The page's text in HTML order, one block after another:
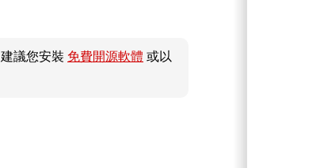
議您安裝 免費開源軟體 或以